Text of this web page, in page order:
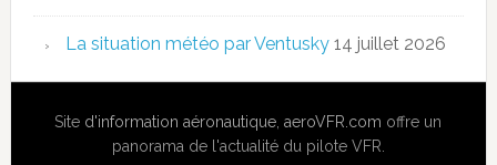
La situation météo par Ventusky 14 juillet 2026
Site d'information aéronautique ,aeroVFR.com offre un
panorama de l'actualité du pilote VFR.